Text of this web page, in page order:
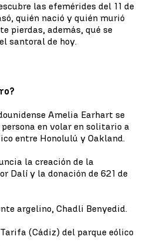
las efemérides del 11 de
quién nació y quién murió
pierdas, además, qué se
santoral de hoy.
Amelia Earhart se
en volar en solitario a
entre Honolulú y Oakland.
la creación de la
Dalí y la donación de 621 de
argelino, Chadli Benyedid.
(Cádiz) del parque eólico